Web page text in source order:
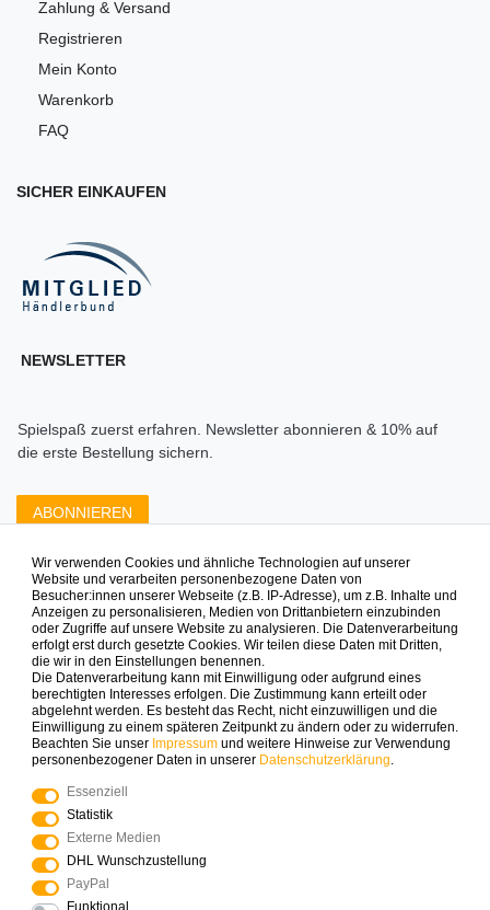
Zahlung & Versand
Registrieren
Mein Konto
Warenkorb
FAQ
SICHER EINKAUFEN
NEWSLETTER
Spielspaß zuerst erfahren. Newsletter abonnieren & 10% auf
die erste Bestellung sichern.
ABONNIEREN
Zahlungsarten die wir anbieten
Mehr Spielinspiration gefällig?
© Copyright 2025 Logoplay-Holzspiele Alle Rechte
vorbehalten
Wir verwenden Cookies und ähnliche Technologien auf unserer
Website und verarbeiten personenbezogene Daten von
Besucher:innen unserer Webseite (z.B. IP-Adresse), um z.B. Inhalte und
Anzeigen zu personalisieren, Medien von Drittanbietern einzubinden
oder Zugriffe auf unsere Website zu analysieren. Die Datenverarbeitung
erfolgt erst durch gesetzte Cookies. Wir teilen diese Daten mit Dritten,
die wir in den Einstellungen benennen.
Die Datenverarbeitung kann mit Einwilligung oder aufgrund eines
berechtigten Interesses erfolgen. Die Zustimmung kann erteilt oder
abgelehnt werden. Es besteht das Recht, nicht einzuwilligen und die
Einwilligung zu einem späteren Zeitpunkt zu ändern oder zu widerrufen.
Beachten Sie unser Impressum und weitere Hinweise zur Verwendung
personenbezogener Daten in unserer Daten­schutz­erklärung.
Essenziell
Statistik
Externe Medien
DHL Wunschzustellung
PayPal